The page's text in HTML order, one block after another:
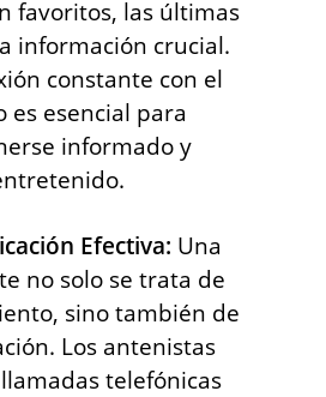
favoritos, las últimas
información crucial.
constante con el
es esencial para
informado y
Efectiva: Una
no solo se trata de
sino también de
Los antenistas
telefónicas